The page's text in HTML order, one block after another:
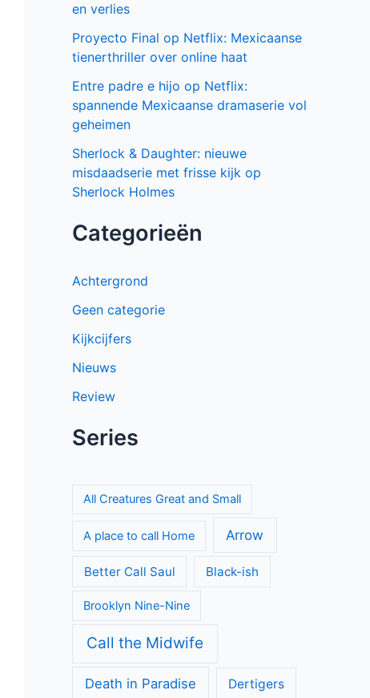
en verlies
Proyecto Final op Netflix: Mexicaanse
tienerthriller over online haat
Entre padre e hijo op Netflix:
spannende Mexicaanse dramaserie vol
geheimen
Sherlock & Daughter: nieuwe
misdaadserie met frisse kijk op
Sherlock Holmes
Categorieën
Achtergrond
Geen categorie
Kijkcijfers
Nieuws
Review
Series
All Creatures Great and Small
A place to call Home Arrow
Better Call Saul Black-ish
Brooklyn Nine-Nine
Call the Midwife
Death in Paradise Dertigers